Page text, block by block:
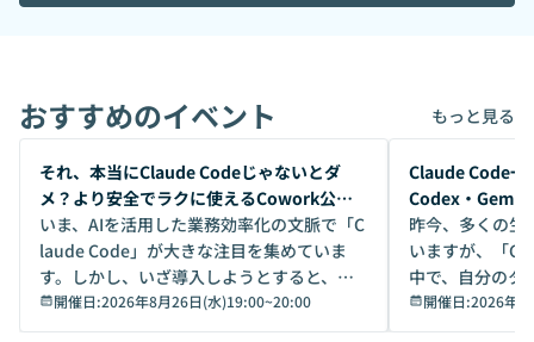
おすすめのイベント もっと見る
開催前
それ、本当にClaude Codeじゃないとダ
メ？より安全でラクに使えるCowork公開
デモ
いま、AIを活用した業務効率化の文脈で「C
laude Code」が大きな注目を集めていま
す。しかし、いざ導入しようとすると、セ
キュリティ面の懸念や権限管理のハードル
から、気軽に使えないケースも多いのでは
開催日:2026年8月26日(水)19:00~20:00
開催前
Claude Code一
Codex・
昨今、多くの生
いますが、「
中で、自分のタ
いいのか」を自
か？ 「なんとなく誰かが良いと言っていた
開催日:2026年8